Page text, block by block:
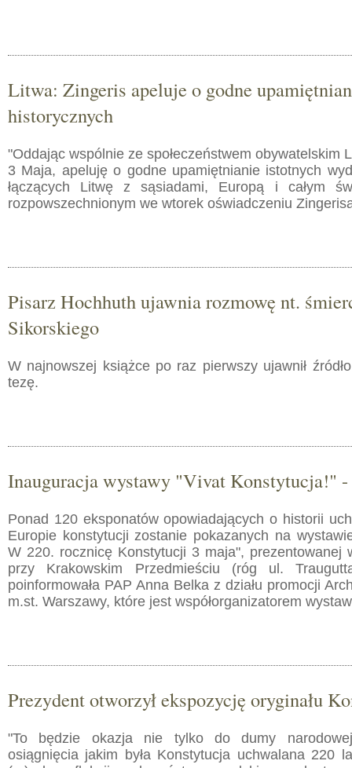
Litwa: Zingeris apeluje o godne
historycznych
"Oddając wspólnie ze społeczeństwem obywatelskim
3 Maja, apeluję o godne upamiętnianie istotnych
łączących Litwę z sąsiadami, Europą i całym
rozpowszechnionym we wtorek oświadczeniu
Pisarz Hochhuth ujawnia rozmowę nt.
Sikorskiego
W najnowszej książce po raz pierwszy ujawnił
tezę.
Inauguracja wystawy "Vivat Konstytucja!"
Ponad 120 eksponatów opowiadających o historii
Europie konstytucji zostanie pokazanych na
W 220. rocznicę Konstytucji 3 maja", prezentowanej
przy Krakowskim Przedmieściu (róg ul.
poinformowała PAP Anna Belka z działu promocji
m.st. Warszawy, które jest współorganizatorem
Prezydent otworzył ekspozycję oryginału
"To będzie okazja nie tylko do dumy
osiągnięcia jakim była Konstytucja uchwalana 220